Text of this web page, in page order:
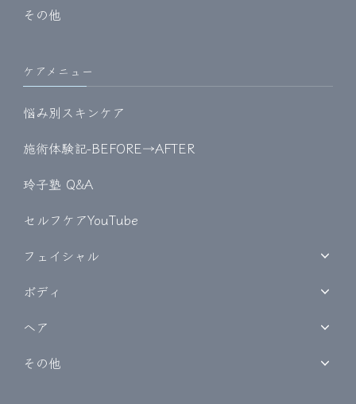
その他
ケアメニュー
悩み別スキンケア
施術体験記-BEFORE→AFTER
玲子塾 Q&A
セルフケアYouTube
フェイシャル
ボディ
ヘア
その他